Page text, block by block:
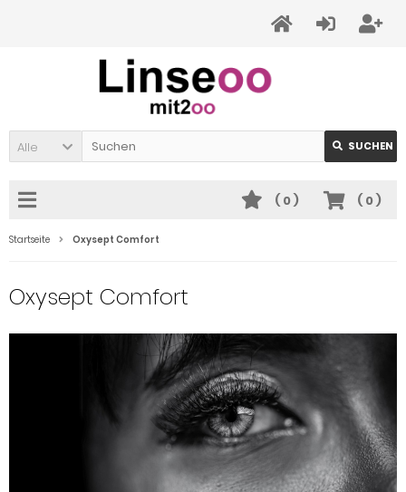
Alle SUCHEN
( 0)
( 0)
Startseite Oxysept Comfort
Oxysept Comfort